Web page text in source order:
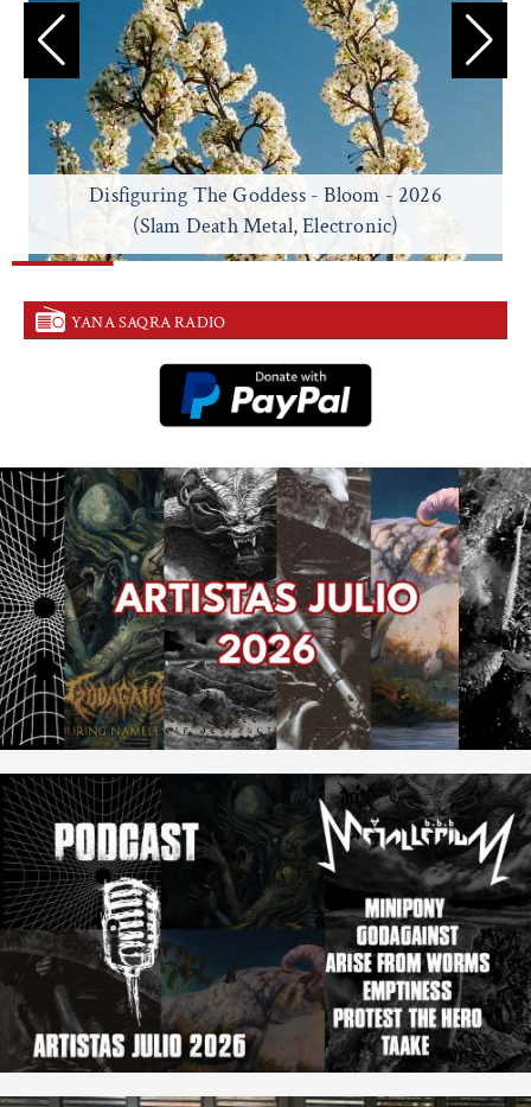
Disfiguring The Goddess - Bloom - 2026
(Slam Death Metal, Electronic)
YANA SAQRA RADIO